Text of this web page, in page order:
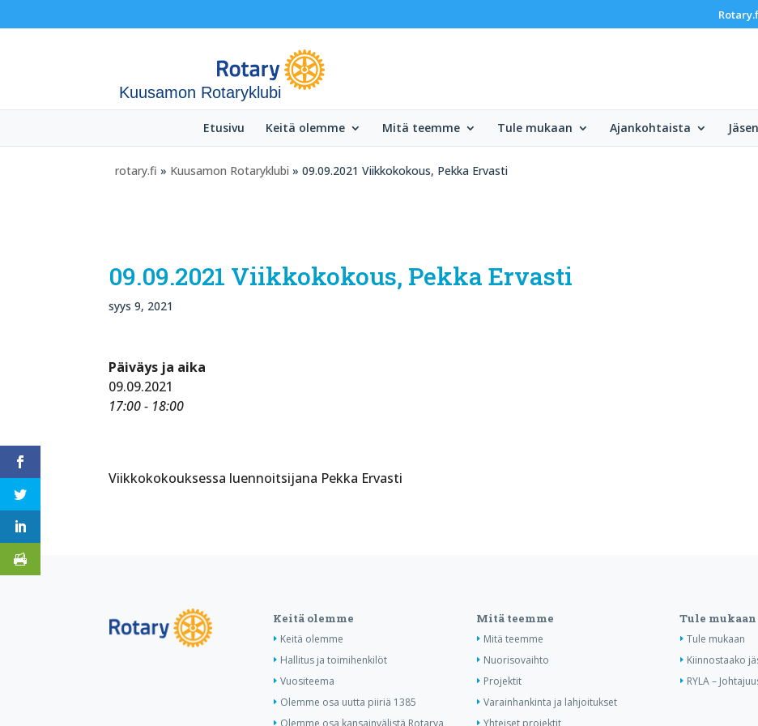
Kuusamon Rotaryklubi
Etusivu Keitä olemme Mitä teemme Tule mukaan Ajankohtaista
rotary.fi » Kuusamon Rotaryklubi » 09.09.2021 Viikkokokous, Pekka Ervasti
09.09.2021 Viikkokokous, Pekka Ervasti
syys 9, 2021
Päiväys ja aika
09.09.2021
17:00 - 18:00
Viikkokokouksessa luennoitsijana Pekka Ervasti
Keitä olemme
Keitä olemme
Hallitus ja toimihenkilöt
Vuositeema
Olemme osa uutta piiriä 1385
Olemme osa kansainvälistä Rotarya
Mitä teemme
Mitä teemme
Nuorisovaihto
Projektit
Varainhankinta ja lahjoitukset
Yhteiset projektit
Tule mukaan
Tule mukaan
Kiinnostaako
RYLA –